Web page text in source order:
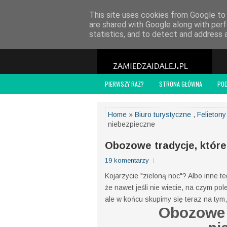
POLITYKA PRYWATNOŚCI WSPÓŁPRACA
PIERWSZY RAZ? STRONA GŁÓWNA
Home » Biuro turystyczne , Felietony
niebezpieczne
Obozowe tradycje,
19 komentarzy
Kojarzycie "zieloną noc"? Albo inne
że nawet jeśli nie wiecie, na czym
ale w końcu skupimy się teraz na
This site uses cookies from Google
are shared with Google along with
statistics, and to detect and address